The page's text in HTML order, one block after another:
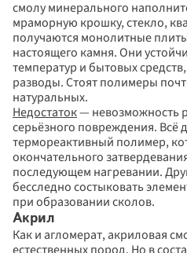
смолу минерального
мраморную крошку, стекло,
получаются монолитные
настоящего камня. Они
температур и бытовых
разводы. Стоят полимеры
натуральных.
Недостаток — невозможность
серьёзного повреждения. Всё
термореактивный полимер,
окончательного
последующем нагревании.
бесследно состыковать
при образовании сколов.
Акрил
Как и агломерат, акриловая